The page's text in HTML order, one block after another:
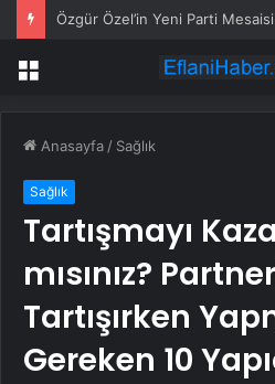
Menü
Anasayfa / Sağlık
Sağlık
Tartışmayı
mısınız?
Tartışırken
Gereken 10